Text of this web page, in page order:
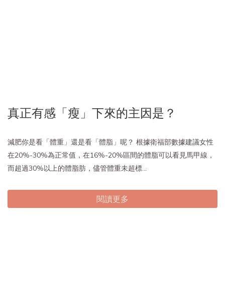
真正有感「瘦」下來的主因是？
減肥你是看「體重」還是看「體脂」呢？ 根據衛福部數據建議女性
在20%-30%為正常值，在16%-20%區間的體脂可以看見馬甲線，
而超過30%以上的體脂肪，儘管體重未超標...
閱讀更多